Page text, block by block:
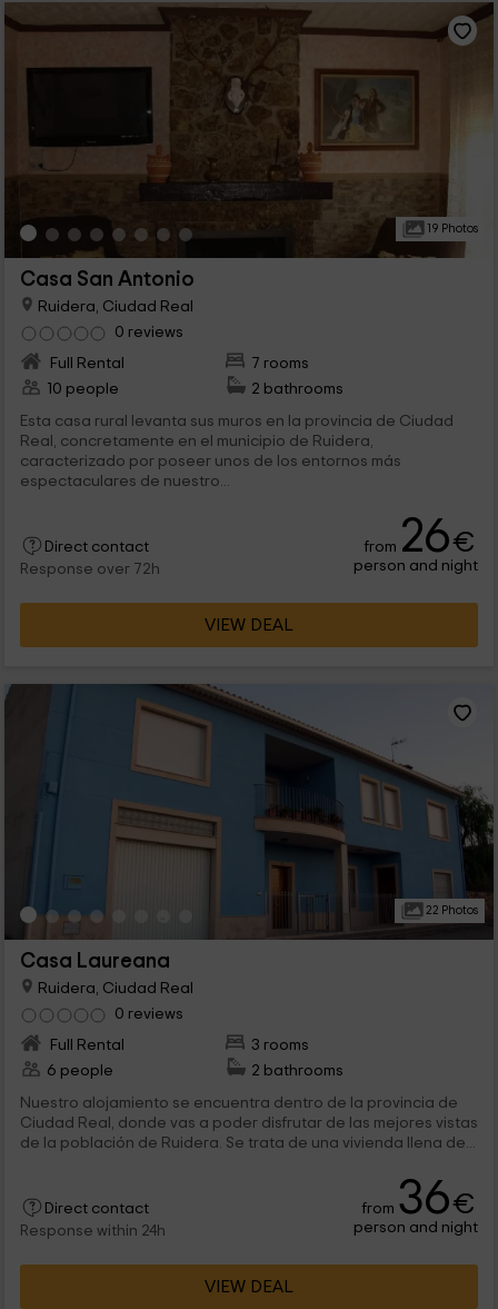
19 Photos
Casa San Antonio
Ruidera, Ciudad Real
0 reviews
Full Rental
7 rooms
10 people
2 bathrooms
Esta casa rural levanta sus muros en la provincia de Ciudad
Real, concretamente en el municipio de Ruidera,
caracterizado por poseer unos de los entornos más
espectaculares de nuestro...
Direct contact
Response over 72h
from 26€
person and night
VIEW DEAL
22 Photos
Casa Laureana
Ruidera, Ciudad Real
0 reviews
Full Rental
3 rooms
6 people
2 bathrooms
Nuestro alojamiento se encuentra dentro de la provincia de
Ciudad Real, donde vas a poder disfrutar de las mejores vistas
de la población de Ruidera. Se trata de una vivienda llena de...
Direct contact
Response within 24h
from 36€
person and night
VIEW DEAL